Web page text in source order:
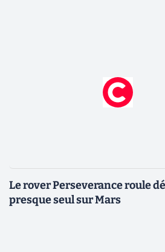
Le rover Perseverance roule
presque seul sur Mars